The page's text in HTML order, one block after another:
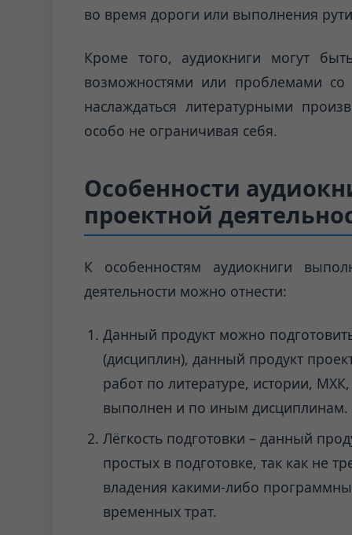
во время дороги или выполнения
Кроме того, аудиокниги могут
возможностями или проблемами
наслаждаться литературными
особо не ограничивая себя.
Особенности
проектной
К особенностям аудиокниги
деятельности можно отнести:
Данный продукт можно
(дисциплин), данный продукт
работ по литературе, истории,
выполнен и по иным дисциплинам.
Лёгкость подготовки – данный
простых в подготовке, так как не
владения какими-либо
временных трат.